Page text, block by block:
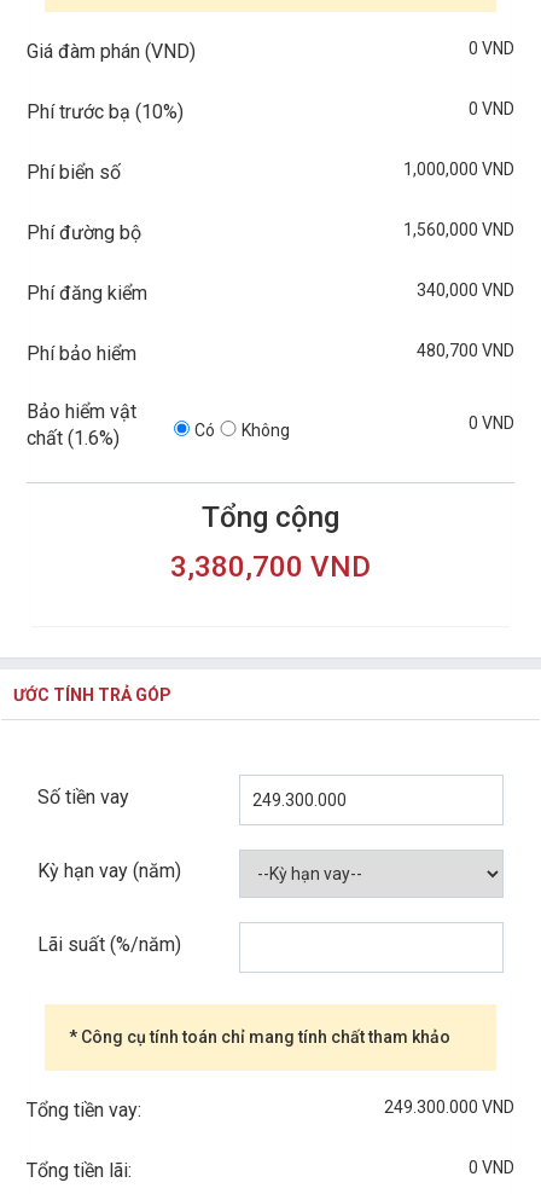
Giá đàm phán (VND) 0 VND
Phí trước bạ (10%) 0 VND
Phí biển số 1,000,000 VND
Phí đường bộ 1,560,000 VND
Phí đăng kiểm 340,000 VND
Phí bảo hiểm 480,700 VND
Bảo hiểm vật
chất (1.6%) Có Không 0 VND
Tổng cộng
3,380,700 VND
ƯỚC TÍNH TRẢ GÓP
Số tiền vay
Kỳ hạn vay (năm)
Lãi suất (%/năm)
* Công cụ tính toán chỉ mang tính chất tham khảo
Tổng tiền vay: 249.300.000 VND
Tổng tiền lãi: 0 VND